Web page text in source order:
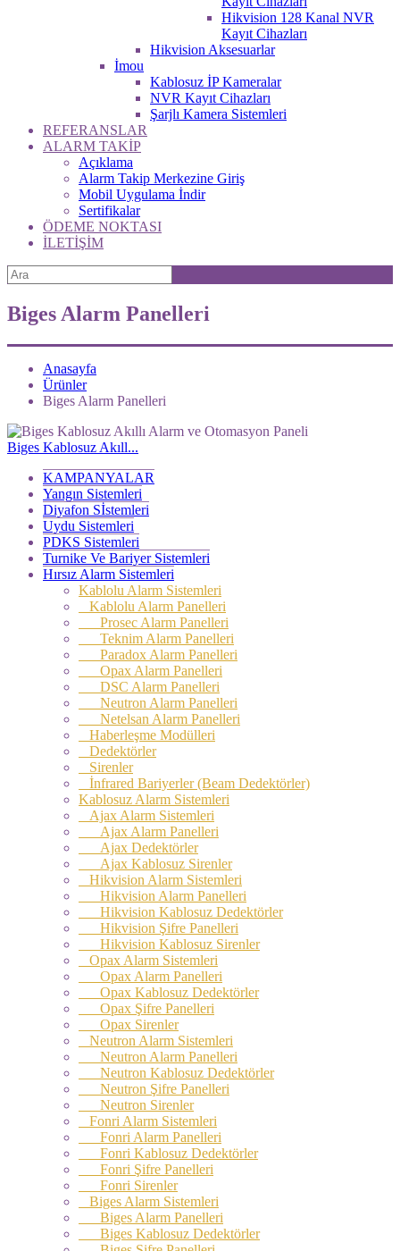
Hikvision 128 Kanal NVR
Kayıt Cihazları
Hikvision Aksesuarlar
İmou
Kablosuz İP Kameralar
NVR Kayıt Cihazları
Şarjlı Kamera Sistemleri
REFERANSLAR
ALARM TAKİP
Açıklama
Alarm Takip Merkezine Giriş
Mobil Uygulama İndir
Sertifikalar
ÖDEME NOKTASI
İLETİŞİM
Biges Alarm Panelleri
Anasayfa
Ürünler
Biges Alarm Panelleri
Biges Kablosuz Akıll...
KAMPANYALAR
Yangın Sistemleri
Diyafon Sİstemleri
Uydu Sistemleri
PDKS Sistemleri
Turnike Ve Bariyer Sistemleri
Hırsız Alarm Sistemleri
Kablolu Alarm Sistemleri
Kablolu Alarm Panelleri
Prosec Alarm Panelleri
Teknim Alarm Panelleri
Paradox Alarm Panelleri
Opax Alarm Panelleri
DSC Alarm Panelleri
Neutron Alarm Panelleri
Netelsan Alarm Panelleri
Haberleşme Modülleri
Dedektörler
Sirenler
İnfrared Bariyerler (Beam Dedektörler)
Kablosuz Alarm Sistemleri
Ajax Alarm Sistemleri
Ajax Alarm Panelleri
Ajax Dedektörler
Ajax Kablosuz Sirenler
Hikvision Alarm Sistemleri
Hikvision Alarm Panelleri
Hikvision Kablosuz Dedektörler
Hikvision Şifre Panelleri
Hikvision Kablosuz Sirenler
Opax Alarm Sistemleri
Opax Alarm Panelleri
Opax Kablosuz Dedektörler
Opax Şifre Panelleri
Opax Sirenler
Neutron Alarm Sistemleri
Neutron Alarm Panelleri
Neutron Kablosuz Dedektörler
Neutron Şifre Panelleri
Neutron Sirenler
Fonri Alarm Sistemleri
Fonri Alarm Panelleri
Fonri Kablosuz Dedektörler
Fonri Şifre Panelleri
Fonri Sirenler
Biges Alarm Sistemleri
Biges Alarm Panelleri
Biges Kablosuz Dedektörler